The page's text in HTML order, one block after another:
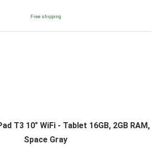
Free shipping
T3 10" WiFi - Tablet 16GB, 2GB RAM,
Space Gray